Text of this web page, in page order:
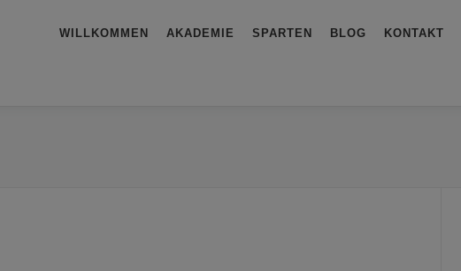
WILLKOMMEN AKADEMIE SPARTEN BLOG KONTAKT